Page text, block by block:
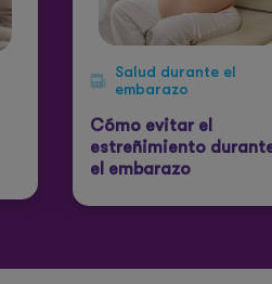
Salud durante el
embarazo
Cómo evitar el
estreñimiento
el embarazo